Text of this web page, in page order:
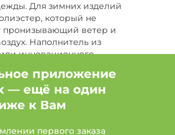
50, Сезон Зима
Размер 52, Сезон Демисезон
Цвет Голубой, Размер 62-64
52, Сезон Лето
Для зимних изделий
который не
пронизывающий ветер и
Наполнитель из
инновационного
Подкладка из
или вискозы также отвечает
тепла.
Непромокаемые
приложение
— ещё на один
к Вам
первого заказа